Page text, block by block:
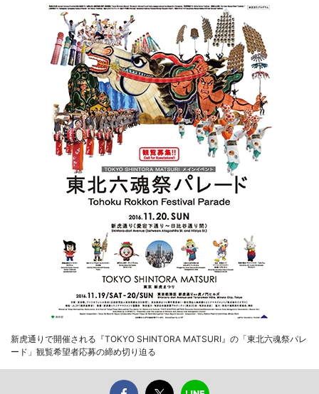
新虎通りで開催される『TOKYO SHINTORA MATSURI』の「東北六魂祭パレ
ード」観覧希望者応募の締め切り迫る